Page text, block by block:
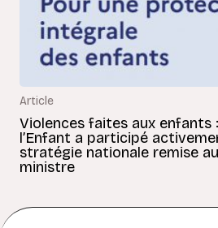
Article
Violences faites aux enfants
l’Enfant a participé
stratégie nationale remise
ministre